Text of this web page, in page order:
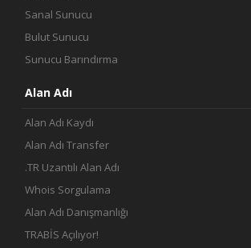
Sanal Sunucu
Bulut Sunucu
Sunucu Barındırma
Alan Adı
Alan Adı Kaydı
Alan Adı Transfer
.TR Uzantılı Alan Adı
Whois Sorgulama
Alan Adı Danışmanlığı
TRABİS Açılıyor!